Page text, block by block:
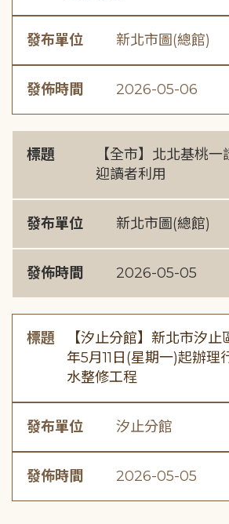
發布單位 新北市圖(總館)
發佈時間 2026-05-06
標題
【全市】北北基桃
迎讀者利用
發布單位 新北市圖(總館)
發佈時間 2026-05-05
標題
【汐止分館】新北市汐止
年5月11日(星期一)起辦理
水整修工程
發布單位 汐止分館
發佈時間 2026-05-05